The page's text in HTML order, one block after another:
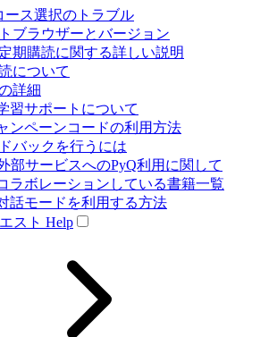
ース選択のトラブル
ブラウザーとバージョン
期購読に関する詳しい説明
について
詳細
習サポートについて
ンペーンコードの利用方法
バックを行うには
部サービスへのPyQ利用に関して
ラボレーションしている書籍一覧
話モードを利用する方法
スト Help